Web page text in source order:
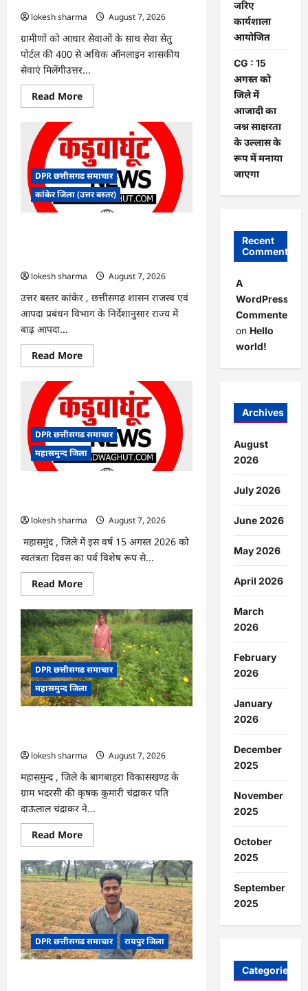
बवाल,
आयोग
ने
दी
सफाई
lokesh sharma
August 7, 2026
ग्रामीणों को आधार सेवाओं के साथ सेवा सेतु
पोर्टल की 400 से अधिक ऑनलाइन शासकीय
सेवाएं मिलेंगीउत्तर...
Read MoreRead
more
ग्राम
पंचायत
भैंसासुर
में
नवीन
आधार
केंद्र
DPR छत्तीसगढ समाचार
कांकेर जिला (उत्तर बस्तर)
lokesh sharma
August 7, 2026
उत्तर बस्तर कांकेर , छत्तीसगढ़ शासन राजस्व एवं
आपदा प्रबंधन विभाग के निर्देशानुसार राज्य में
बाढ़ आपदा...
Read MoreRead
more
:
आपदा
प्रबंधन
संबंधी
राज्य
स्तरीय
मॉक
एक्सरसाइज
कार्यशाला
आयोजित
DPR छत्तीसगढ समाचार
महासमुन्द जिला
lokesh sharma
August 7, 2026
महासमुंद , जिले में इस वर्ष 15 अगस्त 2026 को
स्वतंत्रता दिवस का पर्व विशेष रूप से...
Read MoreRead
more
CG
:
15
अगस्त
को
जिले
में
आजादी
का
जश्न
साक्षरता
में
जाएगा
DPR छत्तीसगढ समाचार
महासमुन्द जिला
lokesh sharma
August 7, 2026
महासमुन्द , जिले के बागबाहरा विकासखण्ड के
ग्राम भदरसी की कृषक कुमारी चंद्राकर पति
दाऊलाल चंद्राकर ने...
Read MoreRead
more
CG
:
गेंदे
की
खेती
से
कुमारी
चंद्राकर
ने
बढ़ाई
अपनी
DPR छत्तीसगढ समाचार रायपुर जिला
जरिए
कार्यशाला
आयोजित
CG : 15
अगस्त को
जिले में
आजादी का
जश्न साक्षरता
के उल्लास के
रूप में मनाया
जाएगा
Recent
Comments
A
WordPress
Commenter
on Hello
world!
Archives
August
2026
July 2026
June 2026
May 2026
April 2026
March
2026
February
2026
January
2026
December
2025
November
2025
October
2025
September
2025
Categories